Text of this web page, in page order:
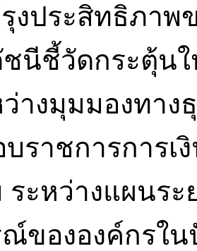
งประสิทธิภาพ
นีชี้วัดกระตุ้นใ
างมุมมองทาง
ราชการการเ
ะหว่างแผนระ
ขององค์กรใ